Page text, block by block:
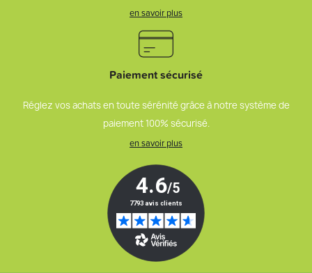
en savoir plus
Paiement sécurisé
Réglez vos achats en toute sérénité grâce à notre système de
paiement 100% sécurisé.
en savoir plus